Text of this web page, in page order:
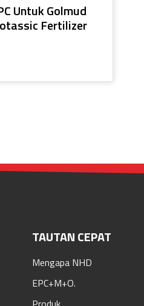
Untuk Golmud
Fertilizer
TAUTAN CEPAT
Mengapa NHD
EPC+M+O.